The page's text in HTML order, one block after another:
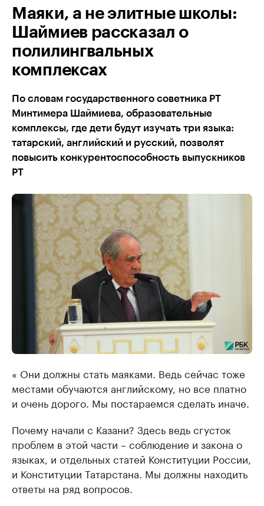
Маяки, а не элитные школы:
Шаймиев рассказал о
полилингвальных
комплексах
По словам государственного советника РТ
Минтимера Шаймиева, образовательные
комплексы, где дети будут изучать три языка:
татарский, английский и русский, позволят
повысить конкурентоспособность выпускников
РТ
« Они должны стать маяками. Ведь сейчас тоже
местами обучаются английскому, но все платно
и очень дорого. Мы постараемся сделать иначе.
Почему начали с Казани? Здесь ведь сгусток
проблем в этой части – соблюдение и закона о
языках, и отдельных статей Конституции России,
и Конституции Татарстана. Мы должны находить
ответы на ряд вопросов.